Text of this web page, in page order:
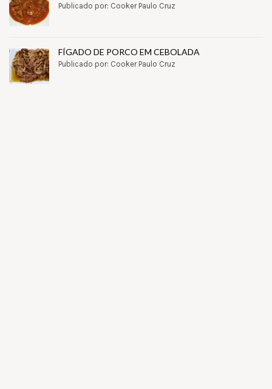
Publicado por: Cooker Paulo Cruz
FÍGADO DE PORCO EM CEBOLADA
Publicado por: Cooker Paulo Cruz